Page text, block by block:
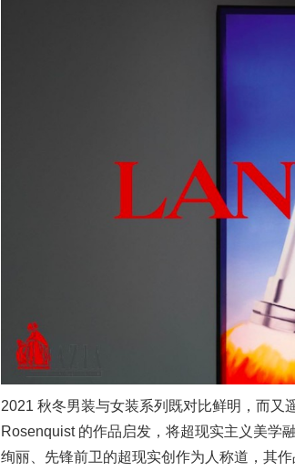
2021 秋冬男装与女装系列既对比鲜明，而又
Rosenquist 的作品启发，将超现实主义美学
绚丽、先锋前卫的超现实创作为人称道，其